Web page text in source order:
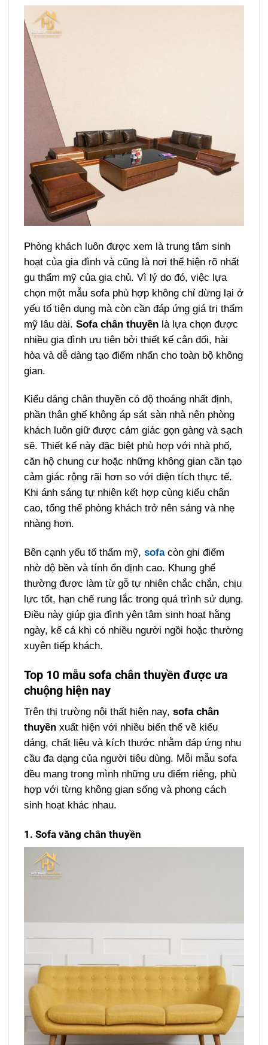
Phòng khách luôn được xem là trung tâm sinh
hoạt của gia đình và cũng là nơi thể hiện rõ nhất
gu thẩm mỹ của gia chủ. Vì lý do đó, việc lựa
chọn một mẫu sofa phù hợp không chỉ dừng lại ở
yếu tố tiện dụng mà còn cần đáp ứng giá trị thẩm
mỹ lâu dài.Sofa chân thuyền là lựa chọn được
nhiều gia đình ưu tiên bởi thiết kế cân đối, hài
hòa và dễ dàng tạo điểm nhấn cho toàn bộ không
gian.
Kiểu dáng chân thuyền có độ thoáng nhất định,
phần thân ghế không áp sát sàn nhà nên phòng
khách luôn giữ được cảm giác gọn gàng và sạch
sẽ. Thiết kế này đặc biệt phù hợp với nhà phố,
căn hộ chung cư hoặc những không gian cần tạo
cảm giác rộng rãi hơn so với diện tích thực tế.
Khi ánh sáng tự nhiên kết hợp cùng kiểu chân
cao, tổng thể phòng khách trở nên sáng và nhẹ
nhàng hơn.
Bên cạnh yếu tố thẩm mỹ,sofacòn ghi điểm
nhờ độ bền và tính ổn định cao. Khung ghế
thường được làm từ gỗ tự nhiên chắc chắn, chịu
lực tốt, hạn chế rung lắc trong quá trình sử dụng.
Điều này giúp gia đình yên tâm sinh hoạt hằng
ngày, kể cả khi có nhiều người ngồi hoặc thường
xuyên tiếp khách.
Top 10 mẫu sofa chân thuyền được ưa
chuộng hiện nay
Trên thị trường nội thất hiện nay,sofa chân
thuyền xuất hiện với nhiều biến thể về kiểu
dáng, chất liệu và kích thước nhằm đáp ứng nhu
cầu đa dạng của người tiêu dùng. Mỗi mẫu sofa
đều mang trong mình những ưu điểm riêng, phù
hợp với từng không gian sống và phong cách
sinh hoạt khác nhau.
1. Sofa văng chân thuyền